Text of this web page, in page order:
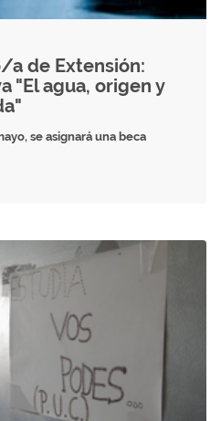
a de Extensión:
"El agua, origen y
se asignará una beca